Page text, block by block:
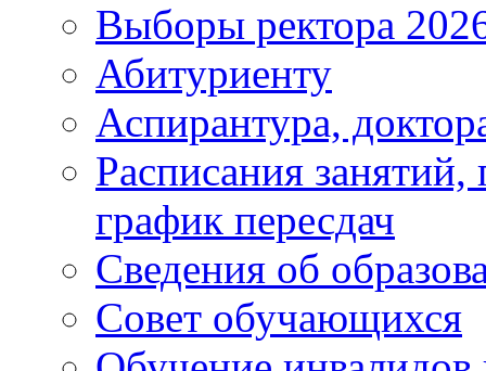
Выборы ректора
Абитуриенту
Аспирантура,
Расписания
график пересдач
Сведения об
Совет обучающихся